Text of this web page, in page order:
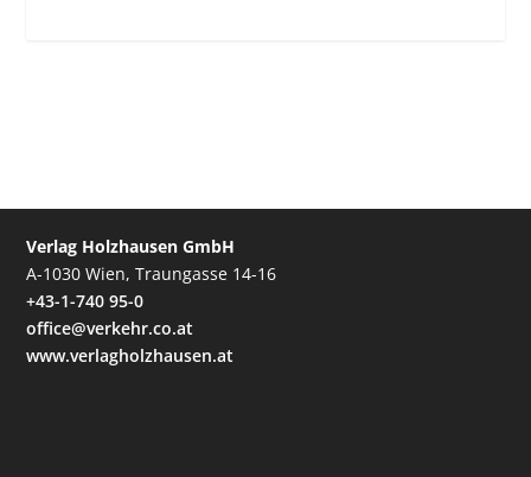
Verlag Holzhausen GmbH
A-1030 Wien, Traungasse 14-16
+43-1-740 95-0
office@verkehr.co.at
www.verlagholzhausen.at